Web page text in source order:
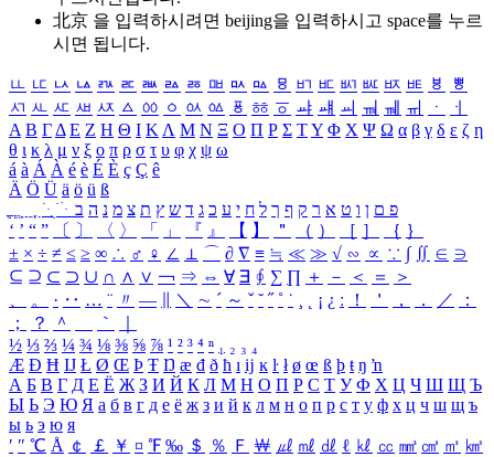
北京 을 입력하시려면 beijing을 입력하시고 space를 누르
시면 됩니다.
ㅥ ㅦ ㅧ ㅨ ㅩ ㅪ ㅫ ㅬ ㅭ ㅮ ㅯ ㅰ ㅱ ㅲ ㅳ ㅴ ㅵ ㅶ ㅷ ㅸ
ㅹ
ㅺ ㅻ ㅼ ㅽ ㅾ ㅿ ㆀ ㆁ ㆂ ㆃ ㆄ ㆅ ㆆ ㆇ ㆈ ㆉ ㆊ ㆋ ㆌ ㆍ
ㆎ
Α Β ΓΔ Ε Ζ Η Θ Ι ΚΛ Μ Ν Ξ Ο Π Ρ Σ ΤΥ Φ Χ Ψ Ω α β γ δ ε ζ η
θ ι κ λ μ ν ξ ο π ρ σ τ υ φ χ ψ ω
á à Á À é è É È ç Ç ê
Ä Ö Ü ä ö ü ß
ִֶֹ ֻּ ׁׂ פ ם ן ו ט א ר ק ף ך ל ח י ע כ ג ד ש ץ ת צ מ נ ה ב
‘ ’ “ ” 〔 〕 〈 〉 「 」 『 』 【 】 ＂ （ ） ［ ］ ｛ ｝
± × ÷ ≠ ≤ ≥ ∞ ∴ ♂ ♀ ∠ ⊥ ⌒ ∂ ∇ ≡ ≒ ≪ ≫ √ ∽ ∝ ∵ ∫ ∬ ∈ ∋
⊆ ⊇ ⊂ ⊃ ∪ ∩ ∧ ∨ ￢ ⇒ ⇔ ∀ ∃ ∮ ∑ ∏ ＋ － ＜ ＝
＞
、
。 · ‥ … ¨ 〃 ― ＼ ∼ ´ ～ ˇ ˘ ˝ ˚ ˙ ¸ ¡ ¿ ː ！ ＇ ， ． ／
：
；
？ ＾ ｀
½ ⅓ ⅔ ¼ ¾ ⅛ ⅜ ⅝ ⅞ ¹ ² ³ ⁴ ⁿ ₁ ₂ ₃ ₄
Æ Ð Ħ Ĳ Ł Ø Œ Þ Ŧ Ŋ æ đ ð ħ ı ĳ ĸ ŀ ł ø œ ß þ ŧ ŋ ŉ
А Б В Г Д Е Ё Ж З И Й К Л М Н О П Р С Т У Ф Х Ц Ч Ш Щ Ъ
Ы Ь Э Ю Я а б в г д е ё ж з и й к л м н о п р с т у ф х ц ч ш щ ъ
ы ь э ю я
′ ″ ℃ Å ￠ ￡ ￥ ¤ ℉ ‰ ＄ ％ Ｆ ￦ ㎕ ㎖ ㎗ ℓ ㎘ ㏄ ㎣ ㎤ ㎥ ㎦